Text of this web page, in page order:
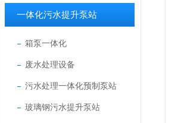
一体化污水提升泵站
箱泵一体化
废水处理设备
污水处理一体化预制泵站
玻璃钢污水提升泵站